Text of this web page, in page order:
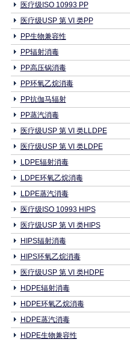
医疗级ISO 10993 PP
医疗级USP 第 VI 类PP
PP生物兼容性
PP辐射消毒
PP高压锅消毒
PP环氧乙烷消毒
PP抗伽马辐射
PP蒸汽消毒
医疗级USP 第 VI 类LLDPE
医疗级USP 第 VI 类LDPE
LDPE辐射消毒
LDPE环氧乙烷消毒
LDPE蒸汽消毒
医疗级ISO 10993 HIPS
医疗级USP 第 VI 类HIPS
HIPS辐射消毒
HIPS环氧乙烷消毒
医疗级USP 第 VI 类HDPE
HDPE辐射消毒
HDPE环氧乙烷消毒
HDPE蒸汽消毒
HDPE生物兼容性